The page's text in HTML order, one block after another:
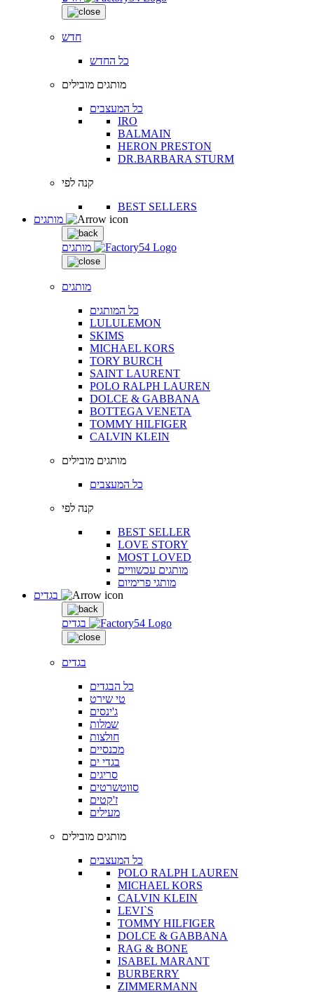
חדש
כל החדש
מותגים מובילים
כל המעצבים
IRO
BALMAIN
HERON PRESTON
DR.BARBARA STURM
קנה לפי
BEST SELLERS
מותגים
מותגים
כל המותגים
LULULEMON
SKIMS
MICHAEL KORS
TORY BURCH
SAINT LAURENT
POLO RALPH LAUREN
DOLCE & GABBANA
BOTTEGA VENETA
TOMMY HILFIGER
CALVIN KLEIN
מותגים מובילים
כל המעצבים
קנה לפי
BEST SELLER
LOVE STORY
MOST LOVED
מותגים עכשוויים
מותגי פרימיום
בגדים
בגדים
כל הבגדים
טי שירט
ג'ינסים
שמלות
חולצות
מכנסיים
בגדי ים
סריגים
סווטשרטים
ז'קטים
מעילים
מותגים מובילים
כל המעצבים
POLO RALPH LAUREN
MICHAEL KORS
CALVIN KLEIN
LEVI`S
TOMMY HILFIGER
DOLCE & GABBANA
RAG & BONE
ISABEL MARANT
BURBERRY
ZIMMERMANN